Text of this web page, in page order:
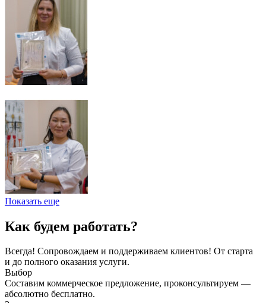
Показать еще
Как будем работать?
Всегда! Сопровождаем и поддерживаем клиентов! От старта
и до полного оказания услуги.
Выбор
Составим коммерческое предложение, проконсультируем —
абсолютно бесплатно.